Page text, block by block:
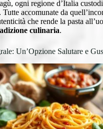
ogni regione d’Italia
Tutte accomunate da
che rende la pasta
culinaria.
Un’Opzione Salutare e